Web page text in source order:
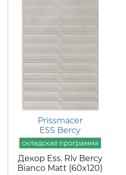
Prissmacer
ESS Bercy
Декор Ess. Rlv Bercy
Bianco Matt (60x120)